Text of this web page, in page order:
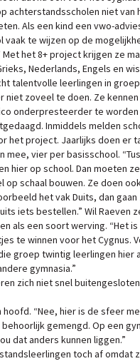
achterstandsscholen niet van
Als een kind een vwo-
vaak te wijzen op de
Met het 8+ project krijgen ze
Nederlands, Engels en
talentvolle leerlingen in groep
zoveel te doen. Ze
onderpresteerder te
Inmiddels melden
het project. Jaarlijks doen er
mee, vier per basisschool.
hier op school. Dan moeten
op schaal bouwen. Ze doen
het vak Duits, dan gaan
iets bestellen.” Wil Raeven
als een soort werving. “Het
te winnen voor het Cygnus.
groep twintig leerlingen hier
gymnasia.”
zich niet snel
hoofd. “Nee, hier is de sfeer
gemengd. Op een
dat anders kunnen liggen.”
toch af omdat